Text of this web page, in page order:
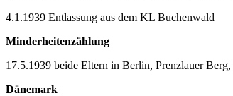
4.1.1939 Entlassung aus dem KL Buchenwald
Minderheitenzählung
17.5.1939 beide Eltern in Berlin, Prenzlauer
Dänemark